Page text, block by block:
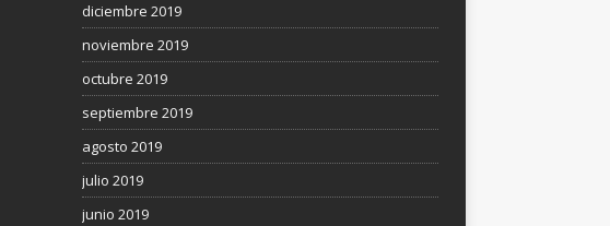
diciembre 2019
noviembre 2019
octubre 2019
septiembre 2019
agosto 2019
julio 2019
junio 2019